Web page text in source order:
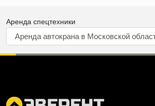
Аренда спецтехники
Аренда автокрана в Московской